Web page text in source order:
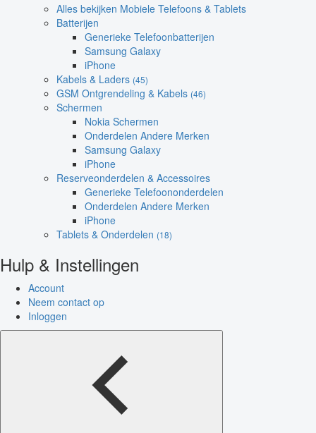
Alles bekijken Mobiele Telefoons & Tablets
Batterijen
Generieke Telefoonbatterijen
Samsung Galaxy
iPhone
Kabels & Laders (45)
GSM Ontgrendeling & Kabels (46)
Schermen
Nokia Schermen
Onderdelen Andere Merken
Samsung Galaxy
iPhone
Reserveonderdelen & Accessoires
Generieke Telefoononderdelen
Onderdelen Andere Merken
iPhone
Tablets & Onderdelen (18)
Hulp & Instellingen
Account
Neem contact op
Inloggen